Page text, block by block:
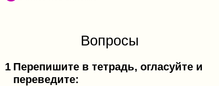
Вопросы
1 Перепишите в тетрадь, огласуйте и
переведите: